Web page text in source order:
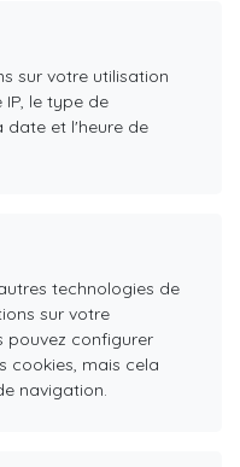
sur votre utilisation
le type de
date et l'heure de
technologies de
sur votre
pouvez configurer
cookies, mais cela
navigation.